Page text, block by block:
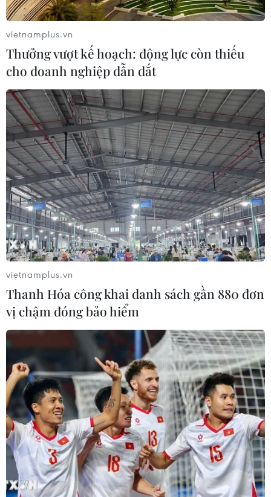
Trưng cầu ý dân tại Scotland: Bắt đầu quá
trình kiểm phiếu
19/09/2014 01:00
Cuộc trưng cầu ý dân mà trong đó cử tri Scotland sẽ trả
lời "có" hay "không" cho câu hỏi duy nhất "Scotland nên
ở lại Anh hay trở thành một quốc gia độc lập?" đã kết
thúc vào 22 giờ ngày 18/9.
Lá cờ Liên hiệp Vương quốc
vietnamplus.vn
Thưởng vượt kế hoạch: động lực còn thiếu
cho doanh nghiệp dẫn dắt
vietnamplus.vn
Thanh Hóa công khai danh sách gần 880 đơn
vị chậm đóng bảo hiểm